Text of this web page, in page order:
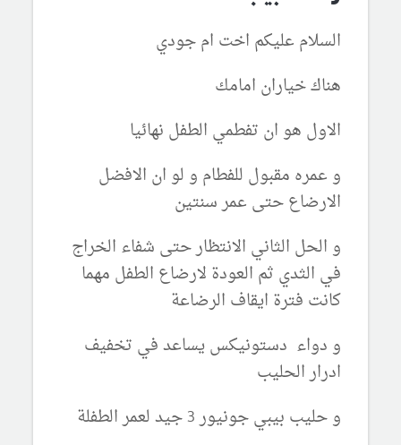
السلام عليكم اخت ام جودي
هناك خياران امامك
الاول هو ان تفطمي الطفل نهائيا
و عمره مقبول للفطام و لو ان الافضل
الارضاع حتى عمر سنتين
و الحل الثاني الانتظار حتى شفاء الخراج
في الثدي ثم العودة لارضاع الطفل مهما
كانت فترة ايقاف الرضاعة
و دواء دستونيكس يساعد في تخفيف
ادرار الحليب
و حليب بيبي جونيور 3 جيد لعمر الطفلة